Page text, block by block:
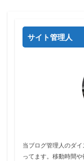
サイト管理人
当ブログ管理人のダ
ってます。移動時間